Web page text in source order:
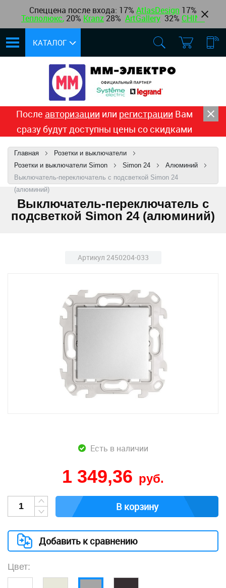
Спеццена после входа: 17% AtlasDesign 17%
Теплолюкс, 20% Kranz 28% ArtGallery 32% CHINT
КАТАЛОГ
После авторизации или регистрации Вам
сразу будут доступны цены со скидками
Главная
Розетки и выключатели
Розетки и выключатели Simon
Simon 24
Алюминий
Выключатель-переключатель с подсветкой Simon 24
(алюминий)
Выключатель-переключатель с
подсветкой Simon 24 (алюминий)
Артикул 2450204-033
Есть в наличии
1 349,36 руб.
В корзину
Добавить к сравнению
Цвет: